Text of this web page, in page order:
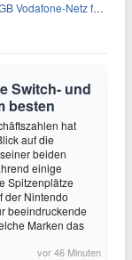
Monat (effektiv 6,41€/Monat)
Switch- und
besten
hat
auf die
beiden
einige
Spitzenplätze
der Nintendo
beeindruckende
Marken das
vor 46 Minuten